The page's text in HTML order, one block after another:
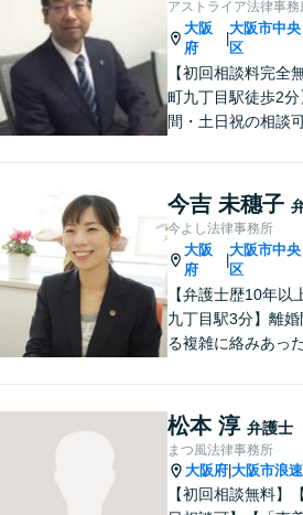
よう、完全個室を
おります。どうぞ
相談ください。
アストライア法律事務
大阪
府
|
大阪市中央
区
【初回相談料完全
町九丁目駅徒歩2
間・土日祝の相談
いたします。
今吉 未穗子
今よし法律事務所
大阪
府
|
大阪市中央
区
【弁護士歴10年以
九丁目駅3分】離
る複雑に絡みあっ
然の交通事故の保
やり取り、裁判な
トさせていただき
回相談30分無料】
談可】【休日・夜
松本 淳 弁護士
まつ風法律事務所
大阪府 大阪市浪
【初回相談無料】